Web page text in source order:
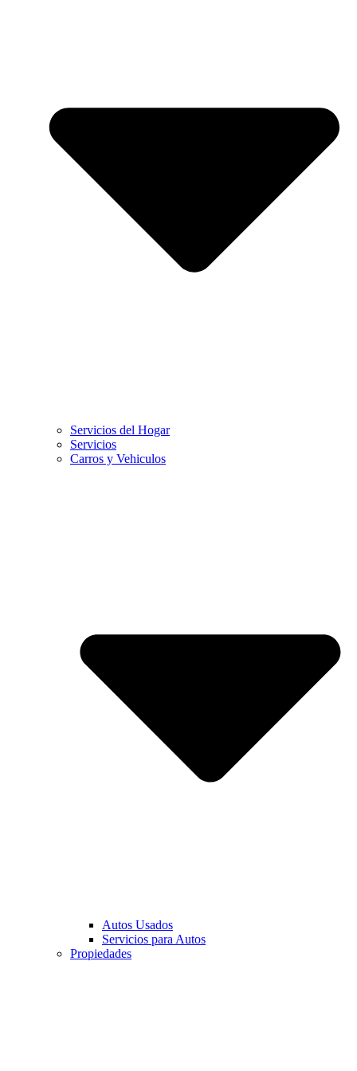
Servicios del Hogar
Servicios
Carros y Vehiculos
Autos Usados
Servicios para Autos
Propiedades